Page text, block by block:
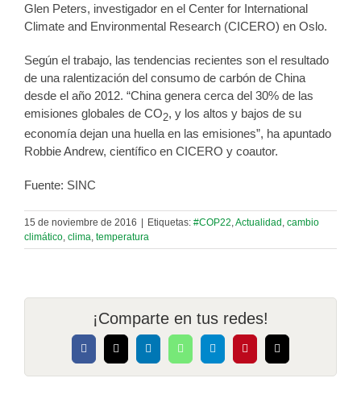
Glen Peters, investigador en el Center for International
Climate and Environmental Research (CICERO) en Oslo.
Según el trabajo, las tendencias recientes son el resultado
de una ralentización del consumo de carbón de China
desde el año 2012. “China genera cerca del 30% de las
emisiones globales de CO2, y los altos y bajos de su
economía dejan una huella en las emisiones”, ha apuntado
Robbie Andrew, científico en CICERO y coautor.
Fuente: SINC
15 de noviembre de 2016 Etiquetas: #COP22,Actualidad , cambio
climático, clima, temperatura
¡Comparte en tus redes!
Facebook
X LinkedInWhatsAppTelegramPinterestCorreo
electrónico